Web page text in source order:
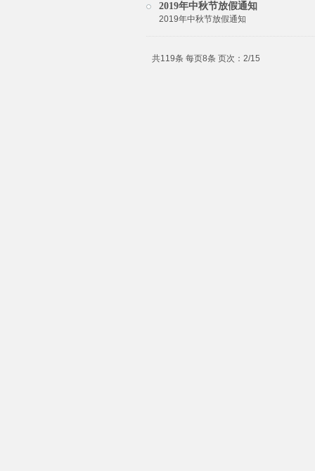
2019年中秋节放假通知
2019年中秋节放假通知
共119条 每页8条 页次：2/15